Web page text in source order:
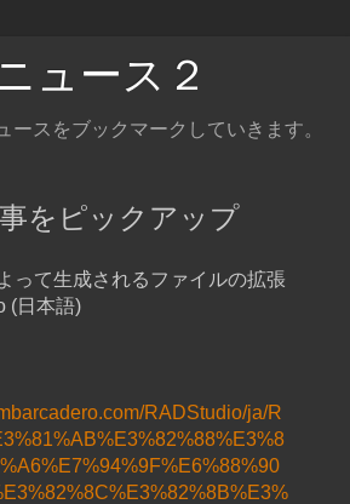
ュース２
ースをブックマークしていきます。
をピックアップ
って生成されるファイルの拡張
(日本語)
RADStudio/ja/R